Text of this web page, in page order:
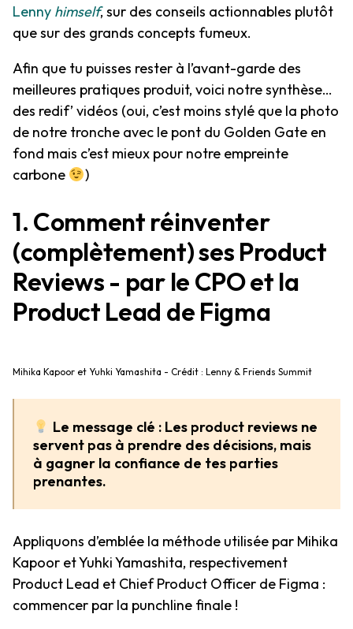
Lenny himself, sur des conseils actionnables plutôt
que sur des grands concepts fumeux.
Afin que tu puisses rester à l’avant-garde des
meilleures pratiques produit, voici notre synthèse…
des redif’ vidéos (oui, c’est moins stylé que la photo
de notre tronche avec le pont du Golden Gate en
fond mais c’est mieux pour notre empreinte
carbone
)
1. Comment réinventer
(complètement) ses Product
Reviews - par le CPO et la
Product Lead de Figma
Mihika Kapoor et Yuhki Yamashita - Crédit : Lenny & Friends Summit
Le message clé : Les product reviews ne
servent pas à prendre des décisions, mais
à gagner la confiance de tes parties
prenantes.
Appliquons d’emblée la méthode utilisée par Mihika
Kapoor et Yuhki Yamashita, respectivement
Product Lead et Chief Product Officer de Figma :
commencer par la punchline finale !